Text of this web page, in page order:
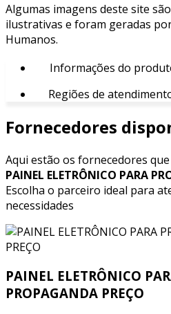
Algumas imagens deste site
ilustrativas e foram geradas
Humanos.
Informações do
Regiões de
Fornecedores
Aqui estão os fornecedores
PAINEL ELETRÔNICO PARA
Escolha o parceiro ideal para
necessidades
PAINEL ELETRÔNICO
PROPAGANDA PREÇO